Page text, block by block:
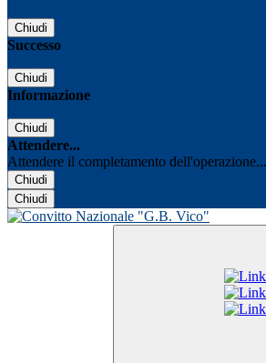
Chiudi
Successo
Chiudi
Informazione
Chiudi
Attendere...
Attendere il completamento dell'operazione...
Chiudi
Chiudi